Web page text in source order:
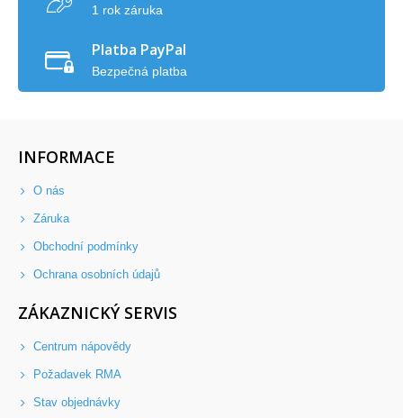
1 rok záruka
Platba PayPal
Bezpečná platba
INFORMACE
O nás
Záruka
Obchodní podmínky
Ochrana osobních údajů
ZÁKAZNICKÝ SERVIS
Centrum nápovědy
Požadavek RMA
Stav objednávky